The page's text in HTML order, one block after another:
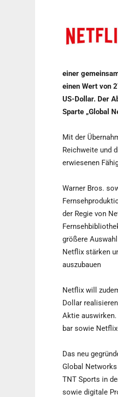
einer
einen Wert von
US-Dollar. Der
Sparte „Global
Mit der
Reichweite und
erwiesenen
Warner Bros.
der Regie von
größere
Netflix stärken
auszubauen
Netflix will
Dollar
Aktie auswirken.
bar sowie
Das neu
Global
TNT Sports in
sowie digitale